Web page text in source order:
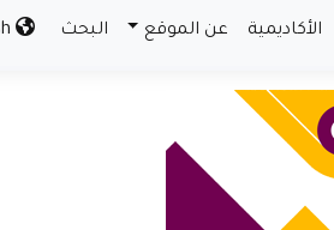
الأكاديمية عن الموقع البحث